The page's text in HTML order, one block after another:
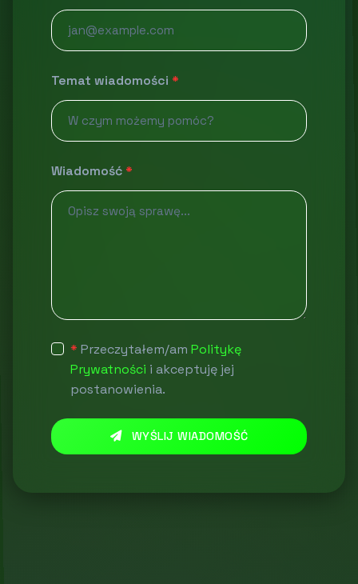
Temat wiadomości *
Wiadomość *
* Przeczytałem/am Politykę
Prywatności i akceptuję jej
postanowienia.
WYŚLIJ WIADOMOŚĆ